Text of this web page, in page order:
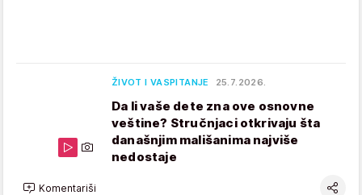
ŽIVOT I VASPITANJE 25.7.2026.
Da li vaše dete zna ove osnovne
veštine? Stručnjaci otkrivaju šta
današnjim mališanima najviše
nedostaje
Komentariši